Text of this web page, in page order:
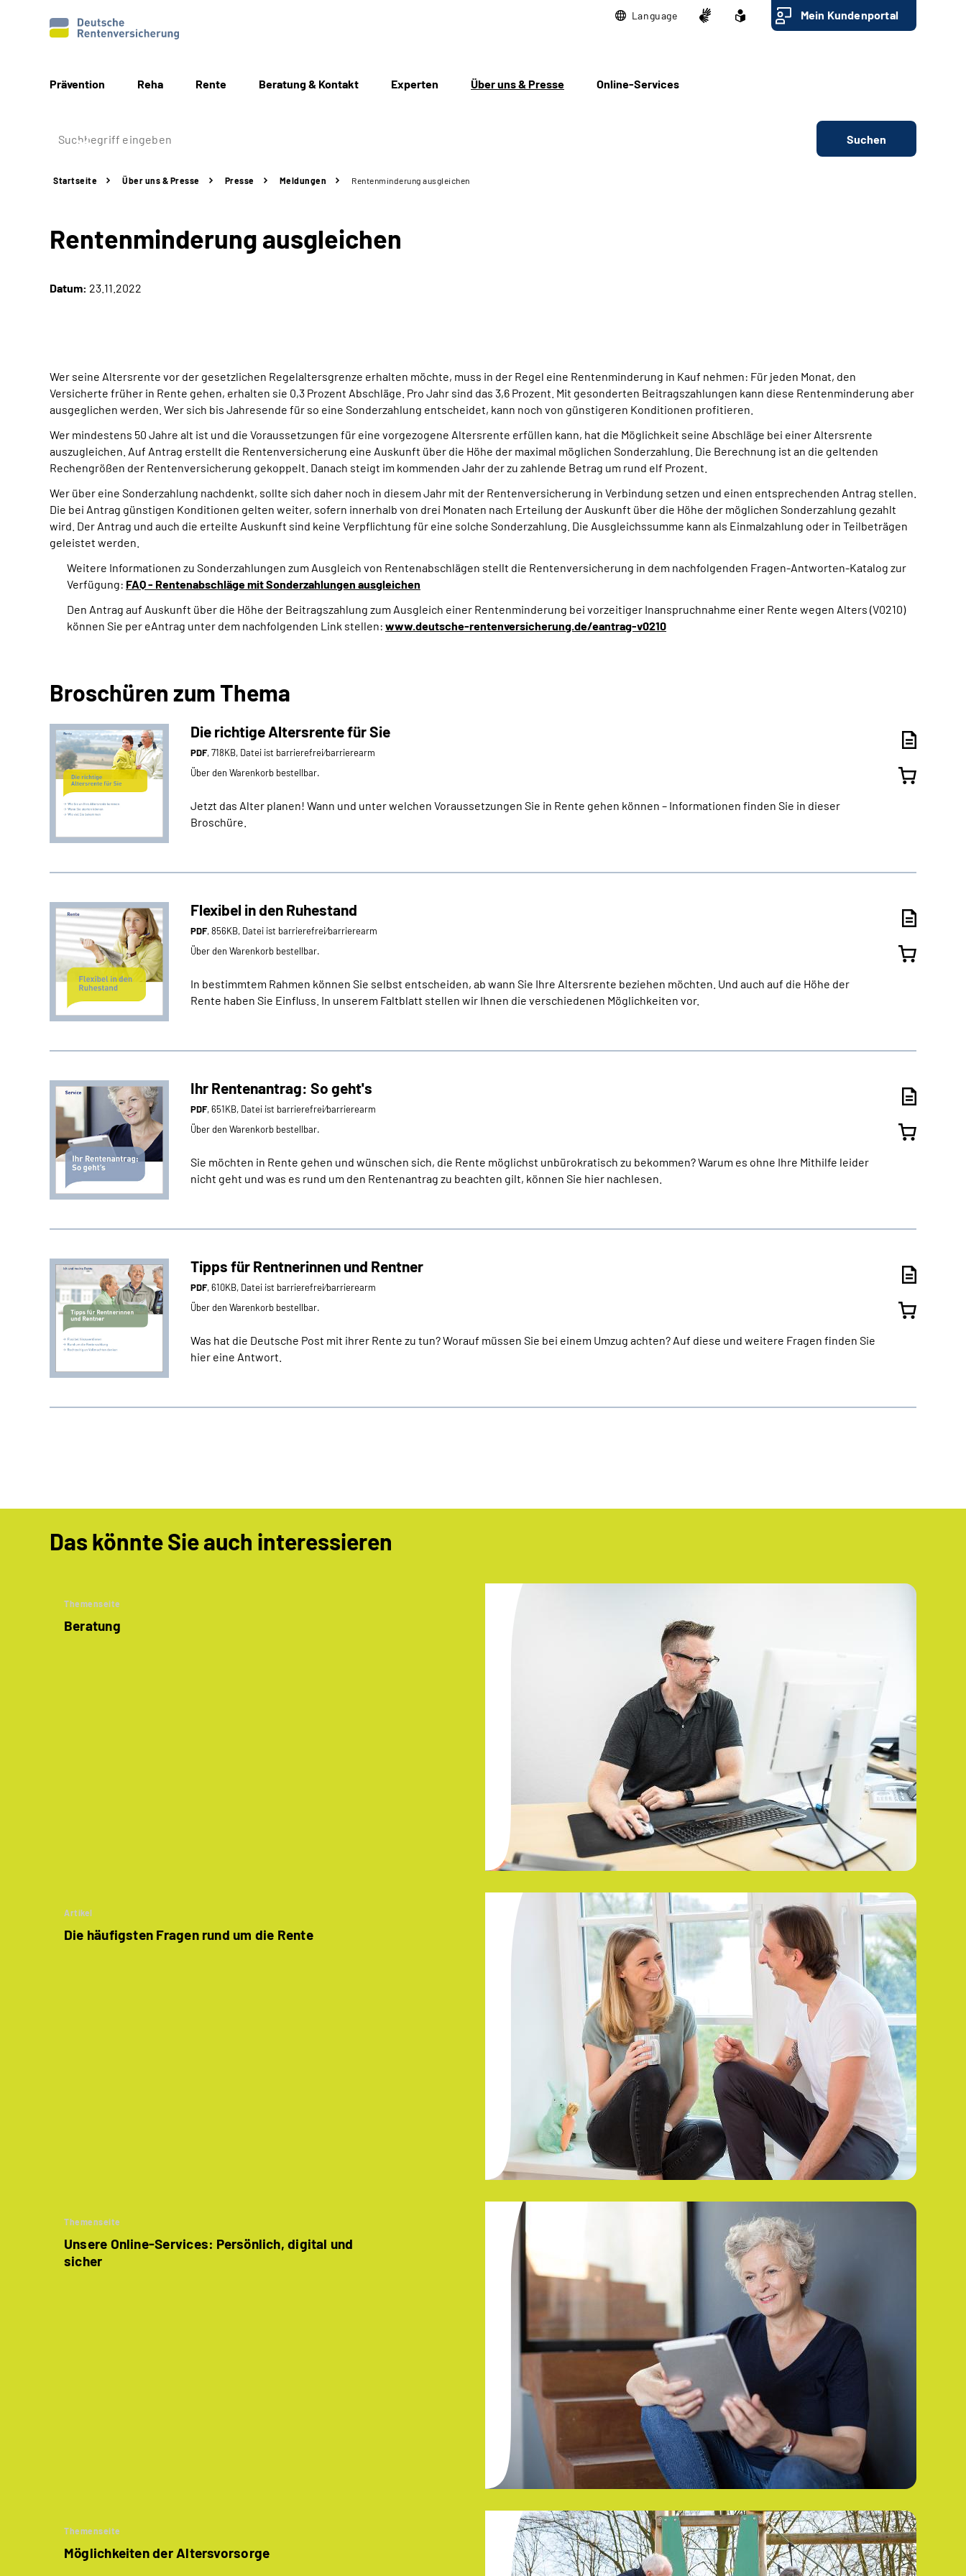
Language Mein Kundenportal
Prävention Reha Rente Beratung & Kontakt Experten Über uns & Presse Online-Services
Suchen
Startseite Über uns & Presse Presse Meldungen Rentenminderung ausgleichen
Rentenminderung ausgleichen
Datum: 23.11.2022
Wer seine Altersrente vor der gesetzlichen Regelaltersgrenze erhalten möchte, muss in der Regel eine Rentenminderung in Kauf nehmen: Für jeden Monat, den
Versicherte früher in Rente gehen, erhalten sie 0,3 Prozent Abschläge. Pro Jahr sind das 3,6 Prozent. Mit gesonderten Beitragszahlungen kann diese Rentenminderung aber
ausgeglichen werden. Wer sich bis Jahresende für so eine Sonderzahlung entscheidet, kann noch von günstigeren Konditionen profitieren.
Wer mindestens 50 Jahre alt ist und die Voraussetzungen für eine vorgezogene Altersrente erfüllen kann, hat die Möglichkeit seine Abschläge bei einer Altersrente
auszugleichen. Auf Antrag erstellt die Rentenversicherung eine Auskunft über die Höhe der maximal möglichen Sonderzahlung. Die Berechnung ist an die geltenden
Rechengrößen der Rentenversicherung gekoppelt. Danach steigt im kommenden Jahr der zu zahlende Betrag um rund elf Prozent.
Wer über eine Sonderzahlung nachdenkt, sollte sich daher noch in diesem Jahr mit der Rentenversicherung in Verbindung setzen und einen entsprechenden Antrag stellen.
Die bei Antrag günstigen Konditionen gelten weiter, sofern innerhalb von drei Monaten nach Erteilung der Auskunft über die Höhe der möglichen Sonderzahlung gezahlt
wird. Der Antrag und auch die erteilte Auskunft sind keine Verpflichtung für eine solche Sonderzahlung. Die Ausgleichssumme kann als Einmalzahlung oder in Teilbeträgen
geleistet werden.
Weitere Informationen zu Sonderzahlungen zum Ausgleich von Rentenabschlägen stellt die Rentenversicherung in dem nachfolgenden Fragen-Antworten-Katalog zur
Verfügung: FAQ - Rentenabschläge mit Sonderzahlungen ausgleichen
Den Antrag auf Auskunft über die Höhe der Beitragszahlung zum Ausgleich einer Rentenminderung bei vorzeitiger Inanspruchnahme einer Rente wegen Alters (V0210)
können Sie per eAntrag unter dem nachfolgenden Link stellen: www.deutsche-rentenversicherung.de/eantrag-v0210
Broschüren zum Thema
Die richtige Altersrente für Sie
PDF, 718KB, Datei ist barrierefrei⁄barrierearm
Über den Warenkorb bestellbar.
Jetzt das Alter planen! Wann und unter welchen Voraussetzungen Sie in Rente gehen können – Informationen finden Sie in dieser
Broschüre.
Flexibel in den Ruhestand
PDF, 856KB, Datei ist barrierefrei⁄barrierearm
Über den Warenkorb bestellbar.
In bestimmtem Rahmen können Sie selbst entscheiden, ab wann Sie Ihre Altersrente beziehen möchten. Und auch auf die Höhe der
Rente haben Sie Einfluss. In unserem Faltblatt stellen wir Ihnen die verschiedenen Möglichkeiten vor.
Ihr Rentenantrag: So geht's
PDF, 651KB, Datei ist barrierefrei⁄barrierearm
Über den Warenkorb bestellbar.
Sie möchten in Rente gehen und wünschen sich, die Rente möglichst unbürokratisch zu bekommen? Warum es ohne Ihre Mithilfe leider
nicht geht und was es rund um den Rentenantrag zu beachten gilt, können Sie hier nachlesen.
Tipps für Rentnerinnen und Rentner
PDF, 610KB, Datei ist barrierefrei⁄barrierearm
Über den Warenkorb bestellbar.
Was hat die Deutsche Post mit ihrer Rente zu tun? Worauf müssen Sie bei einem Umzug achten? Auf diese und weitere Fragen finden Sie
hier eine Antwort.
Das könnte Sie auch interessieren
Themenseite
Beratung
Artikel
Die häufigsten Fragen rund um die Rente
Themenseite
Unsere Online-Services: Persönlich, digital und
sicher
Themenseite
Möglichkeiten der Altersvorsorge